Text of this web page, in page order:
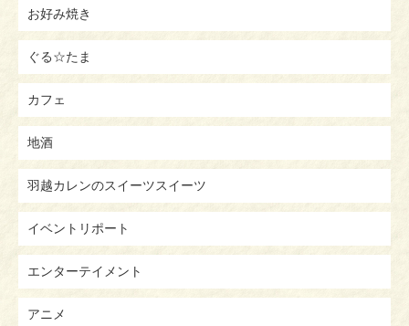
お好み焼き
ぐる☆たま
カフェ
地酒
羽越カレンのスイーツスイーツ
イベントリポート
エンターテイメント
アニメ